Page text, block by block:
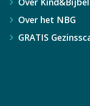
Over het NBG
GRATIS